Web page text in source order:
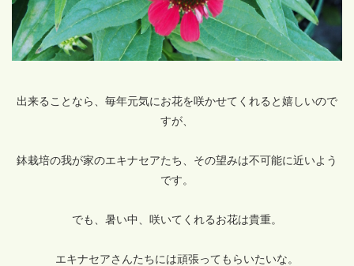
出来ることなら、毎年元気にお花を咲かせてくれると嬉しいので
すが、
鉢栽培の我が家のエキナセアたち、その望みは不可能に近いよう
です。
でも、暑い中、咲いてくれるお花は貴重。
エキナセアさんたちには頑張ってもらいたいな。